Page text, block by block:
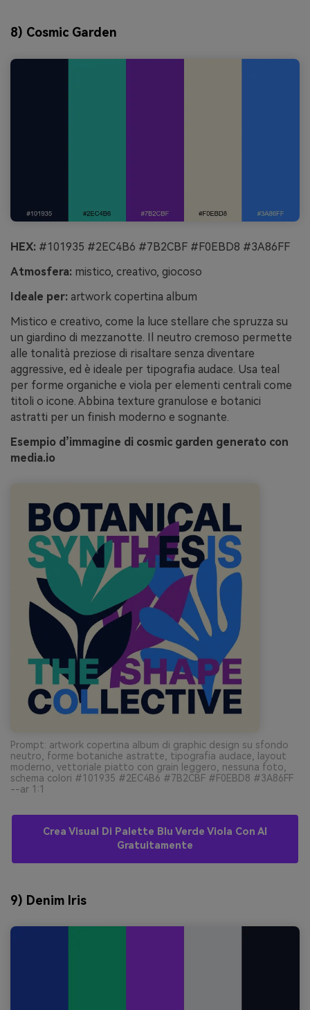
8) Cosmic Garden
HEX: #101935 #2EC4B6 #7B2CBF #F0EBD8 #3A86FF
Atmosfera: mistico, creativo, giocoso
Ideale per: artwork copertina album
Mistico e creativo, come la luce stellare che spruzza su
un giardino di mezzanotte. Il neutro cremoso permette
alle tonalità preziose di risaltare senza diventare
aggressive, ed è ideale per tipografia audace. Usa teal
per forme organiche e viola per elementi centrali come
titoli o icone. Abbina texture granulose e botanici
astratti per un finish moderno e sognante.
Esempio d’immagine di cosmic garden generato con
media.io
Prompt: artwork copertina album di graphic design su sfondo
neutro, forme botaniche astratte, tipografia audace, layout
moderno, vettoriale piatto con grain leggero, nessuna foto,
schema colori #101935 #2EC4B6 #7B2CBF #F0EBD8 #3A86FF
--ar 1:1
Crea Visual Di Palette Blu Verde Viola Con AI
Gratuitamente
9) Denim Iris